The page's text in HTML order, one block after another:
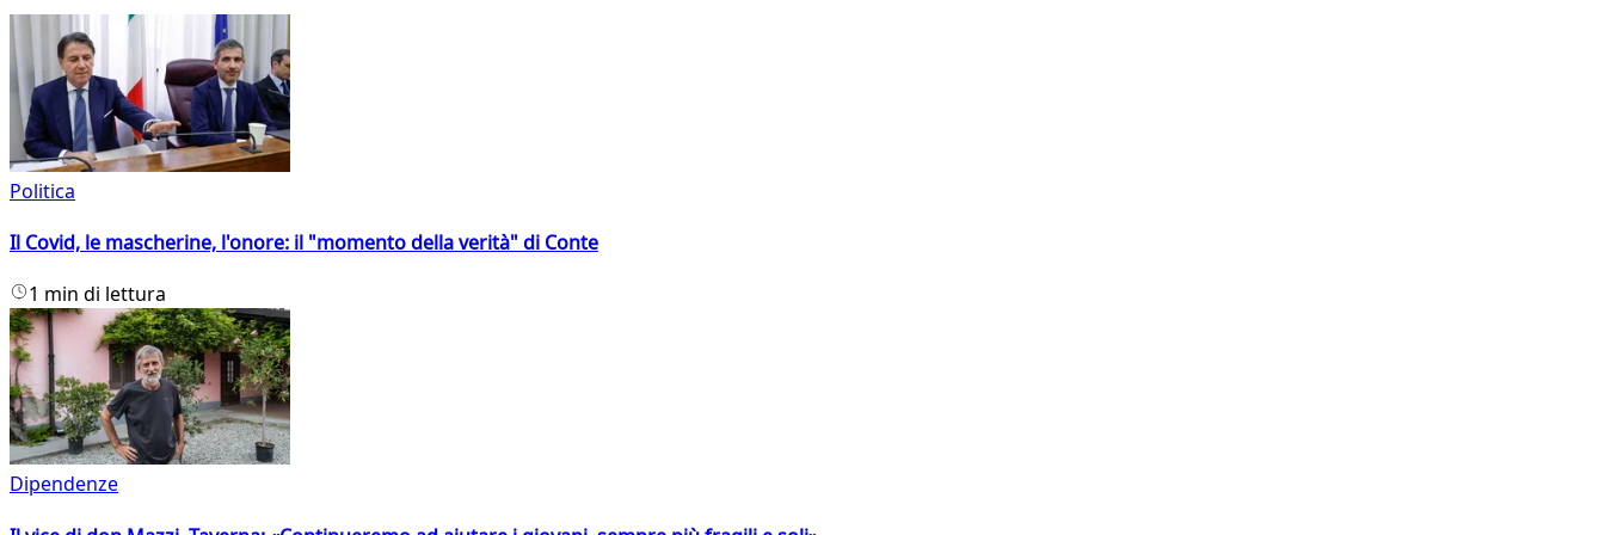
Politica
Il Covid, le mascherine, l'onore: il "momento della verità" di Conte
1 min di lettura
Dipendenze